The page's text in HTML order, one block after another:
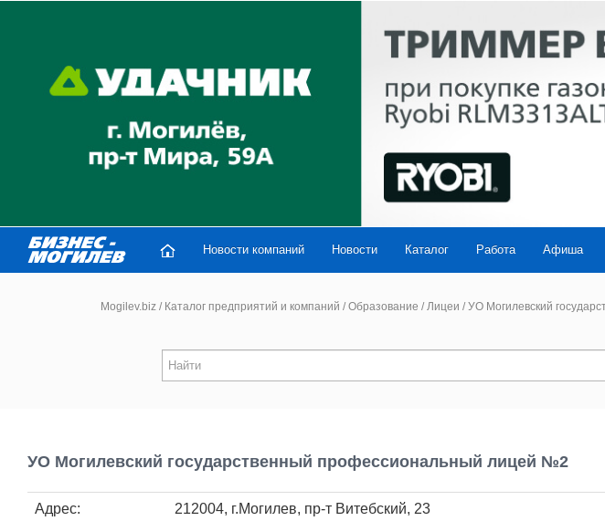
Новости компаний Новости Каталог Работа Афиша
Mogilev.biz / Каталог предприятий и компаний / Образование / Лицеи /УО Могилевский
УО Могилевский государственный профессиональный лицей №2
Адрес: 212004, г.Могилев, пр-т Витебский, 23